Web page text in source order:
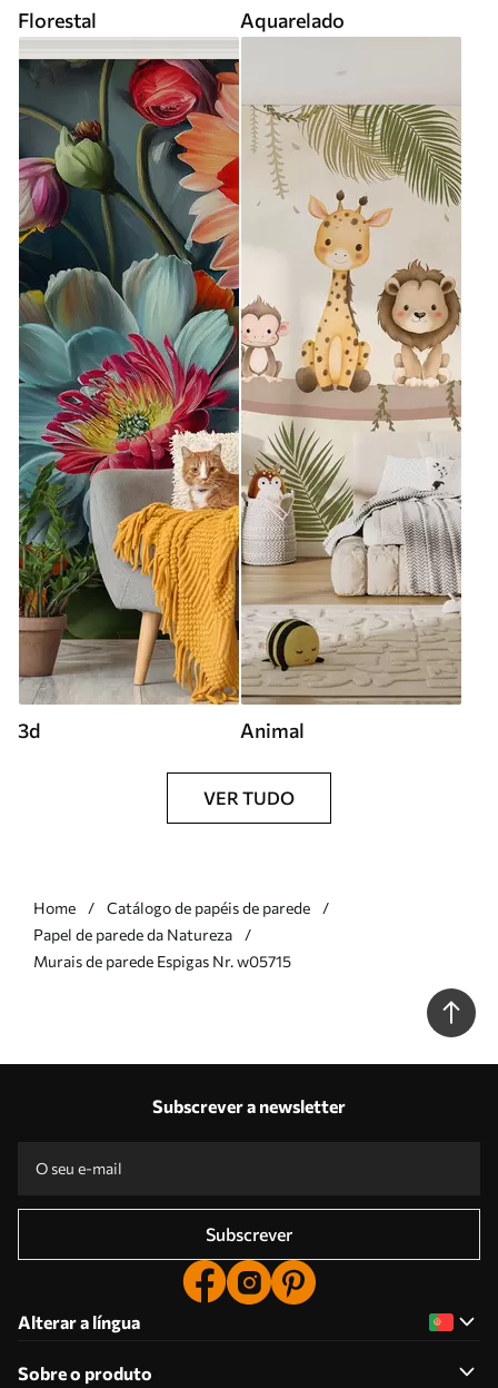
Florestal Aquarelado
3d Animal
VER TUDO
Home
Catálogo de papéis de parede
Papel de parede da Natureza
Murais de parede Espigas Nr. w05715
Subscrever a newsletter
Subscrever
Alterar a língua
Sobre o produto